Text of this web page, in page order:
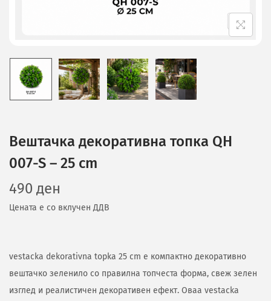
Вештачка декоративна топка QH
007-S – 25 cm
490 ден
Цената е со вклучен ДДВ
vestacka dekorativna topka 25 cm е компактно декоративно
вештачко зеленило со правилна топчеста форма, свеж зелен
изглед и реалистичен декоративен ефект. Оваа vestacka